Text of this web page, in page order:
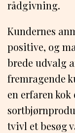
rådgivning.
Kundernes
positive, og
brede udvalg
fremragende
en erfaren
tvivl et besøg